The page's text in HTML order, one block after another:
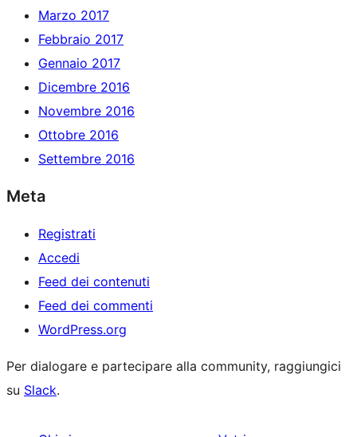
Marzo 2017
Febbraio 2017
Gennaio 2017
Dicembre 2016
Novembre 2016
Ottobre 2016
Settembre 2016
Meta
Registrati
Accedi
Feed dei contenuti
Feed dei commenti
WordPress.org
Per dialogare e partecipare alla community, raggiungici
su Slack.